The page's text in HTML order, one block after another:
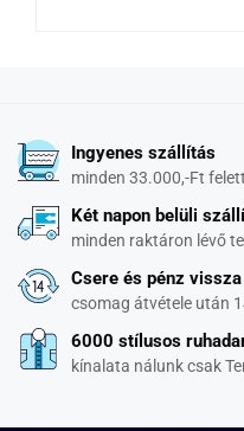
Ingyenes szállítás
minden 33.000,-Ft
Két napon belüli
minden raktáron lévő
Csere és pénz
csomag átvétele után
6000 stílusos
kínalata nálunk csak